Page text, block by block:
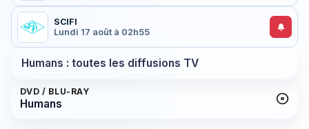
SCIFI
Lundi 17 août à 02h55
Humans : toutes les diffusions TV
DVD / BLU-RAY
Humans